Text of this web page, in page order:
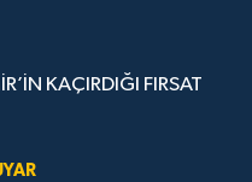
KAÇIRDIĞI FIRSAT